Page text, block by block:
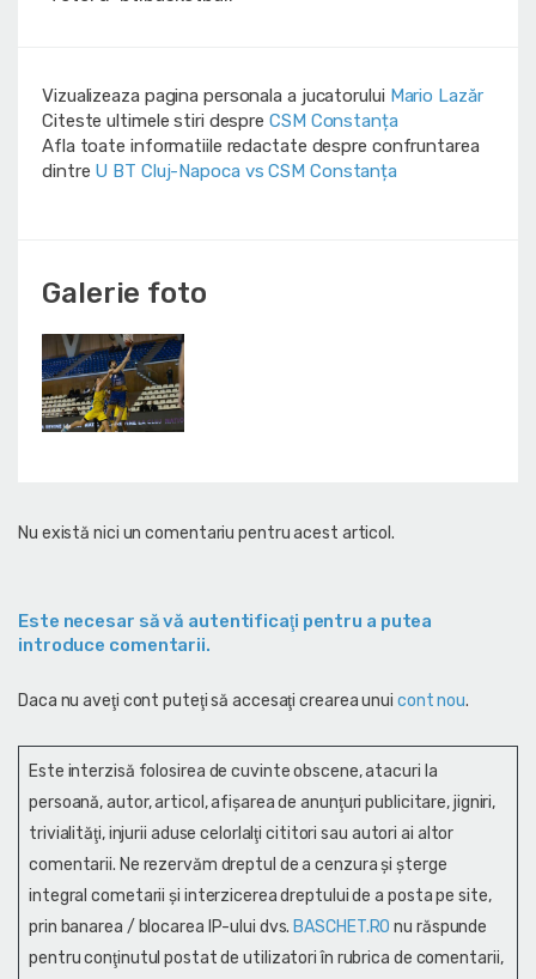
Vizualizeaza pagina personala a jucatorului Mario Lazăr
Citeste ultimele stiri despre CSM Constanța
Afla toate informatiile redactate despre confruntarea
dintre U BT Cluj-Napoca vs CSM Constanța
Galerie foto
Nu există nici un comentariu pentru acest articol.
Este necesar să vă autentificaţi pentru a putea
introduce comentarii.
Daca nu aveţi cont puteţi să accesaţi crearea unui cont nou.
Este interzisă folosirea de cuvinte obscene, atacuri la
persoană, autor, articol, afişarea de anunţuri publicitare, jigniri,
trivialităţi, injurii aduse celorlalţi cititori sau autori ai altor
comentarii. Ne rezervăm dreptul de a cenzura și şterge
integral cometarii și interzicerea dreptului de a posta pe site,
prin banarea / blocarea IP-ului dvs. BASCHET.RO nu răspunde
pentru conţinutul postat de utilizatori în rubrica de comentarii,